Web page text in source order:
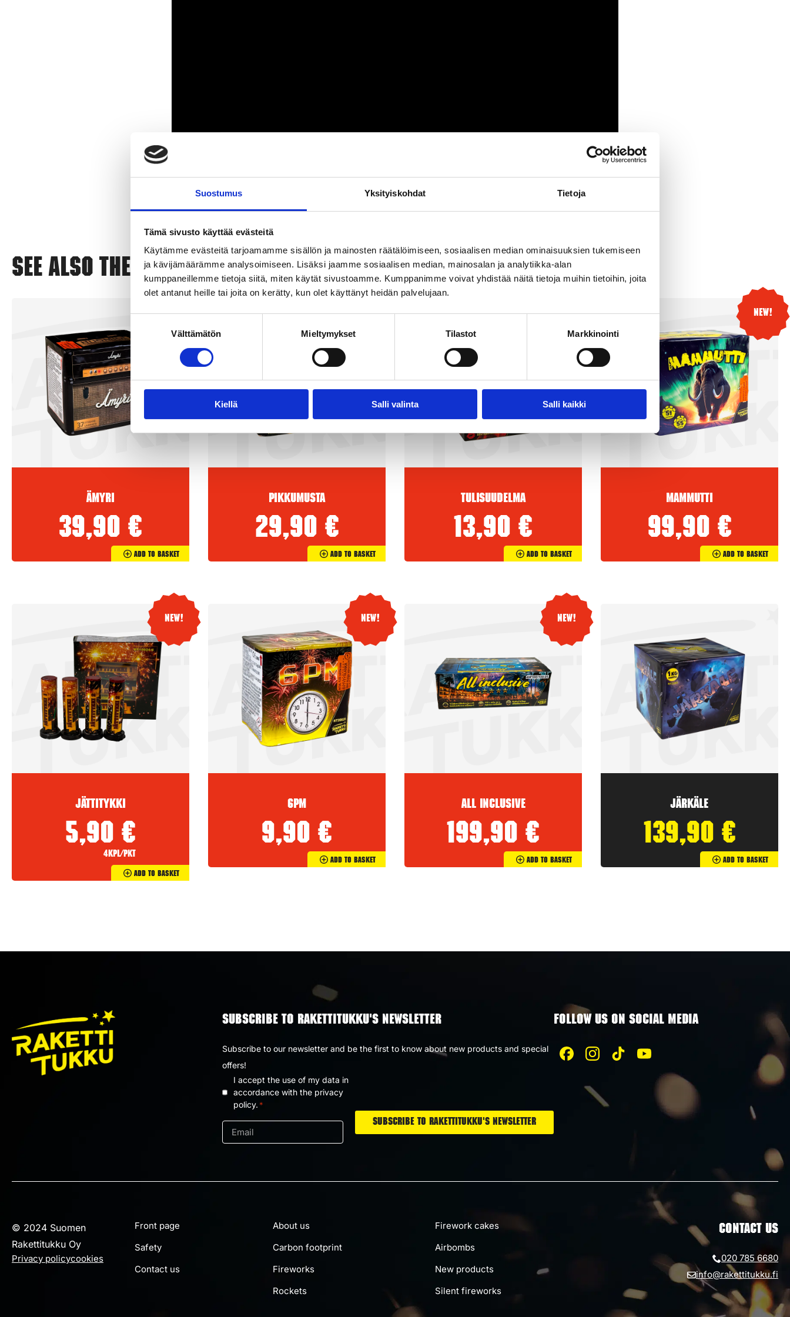
Suostumus Yksityiskohdat Tietoja
Tämä sivusto käyttää evästeitä
Käytämme evästeitä tarjoamamme sisällön ja mainosten räätälöimiseen, sosiaalisen median ominaisuuksien tukemiseen
ja kävijämäärämme analysoimiseen. Lisäksi jaamme sosiaalisen median, mainosalan ja analytiikka-alan
kumppaneillemme tietoja siitä, miten käytät sivustoamme. Kumppanimme voivat yhdistää näitä tietoja muihin tietoihin, joita
olet antanut heille tai joita on kerätty, kun olet käyttänyt heidän palvelujaan.
valinta
Välttämätön Mieltymykset Tilastot Markkinointi
Kiellä Salli valinta Salli kaikki
See also these
New!
Ämyri
39,90 €
Add To Basket
New!
Pikkumusta
29,90 €
Add To Basket
New!
Tulisuudelma
13,90 €
Add To Basket
New!
Mammutti
99,90 €
Add To Basket
New!
Jättitykki
5,90 €
4kpl/pkt
Add To Basket
New!
6PM
9,90 €
Add To Basket
New!
All inclusive
199,90 €
Add To Basket
Järkäle
139,90 €
Add To Basket
SUBSCRIBE TO RAKETTITUKKU'S NEWSLETTER
Subscribe to our newsletter and be the first to know about new products and special
offers!
Privacy
policy
*
I accept the use of my data in
accordance with the privacy
policy. *
Email
FOLLOW US ON SOCIAL MEDIA
© 2024 Suomen
Rakettitukku Oy
Privacy policycookies
Front page
Safety
Contact us
About us
Carbon footprint
Fireworks
Rockets
Firework cakes
Airbombs
New products
Silent fireworks
CONTACT US
020 785 6680
info@rakettitukku.fi